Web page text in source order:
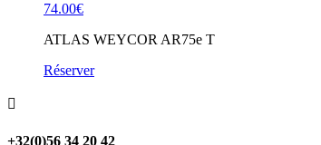
74.00€
ATLAS WEYCOR AR75e T
Réserver

+32(0)56 34 20 42